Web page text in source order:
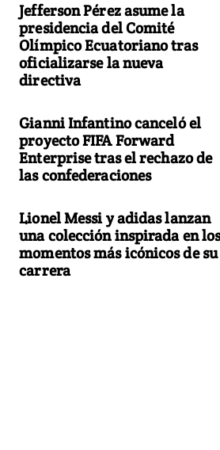
Jefferson Pérez asume la
presidencia del Comité
Olímpico Ecuatoriano tras
oficializarse la nueva
directiva
Gianni Infantino canceló el
proyecto FIFA Forward
Enterprise tras el rechazo de
las confederaciones
Lionel Messi y adidas lanzan
una colección inspirada en
momentos más icónicos de su
carrera